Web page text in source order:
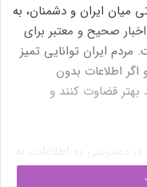
میان ایران و دشمنان، به
صحیح و معتبر برای
مردم ایران توانایی تمیز
اطلاعات بدون
بهتر قضاوت کنند و
دسترسی به اطلاعات، به